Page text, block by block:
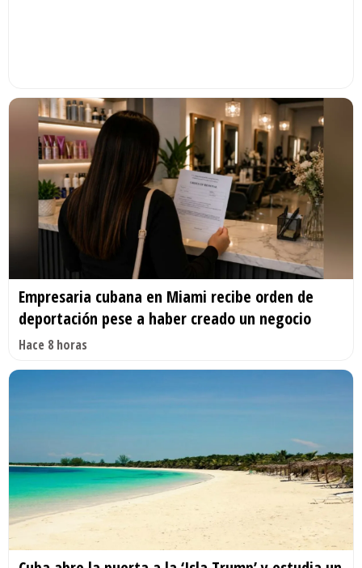
Empresaria cubana en Miami recibe orden de
deportación pese a haber creado un negocio
Hace 8 horas